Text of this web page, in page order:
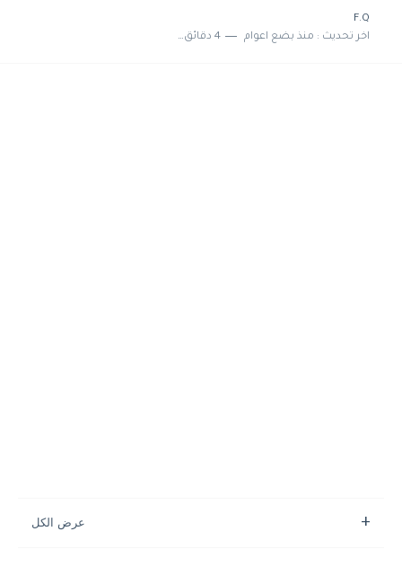
F.Q
اخر تحديث : منذ بضع اعوام 4 دقائق للقراءة